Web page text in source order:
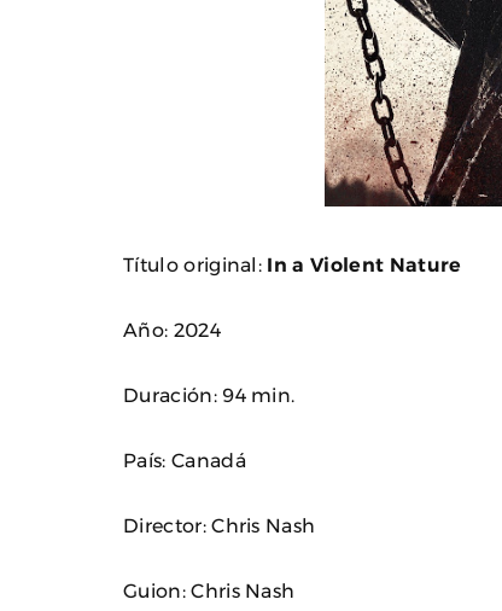
Título original: In a Violent Nature
Año: 2024
Duración: 94 min.
País: Canadá
Director: Chris Nash
Guion: Chris Nash